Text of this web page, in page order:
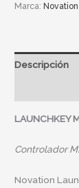
Marca:Novation
Descripción
LAUNCHKEY
Controlador
Novation